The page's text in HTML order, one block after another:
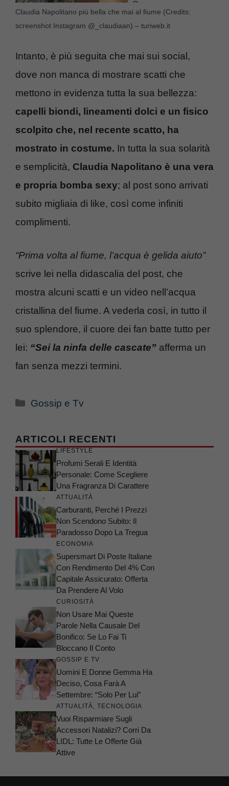
Claudia Napolitano più bella che mai al fiume (Credits:
screenshot Instagram @_claudiaan) – turiweb.it
Intanto, è più seguita che mai sui social,
dove non manca di mostrare scatti che
mettono in evidenza tutta la sua bellezza:
capelli biondi, lineamenti dolci e un fisico
scolpito che, nel recente scatto, ha
mostrato in costume. In tutta la sua solarità
e semplicità, Claudia Napolitano è una vera
e propria bomba sexy; al post sono arrivati
subito migliaia di like, così come infiniti
complimenti.
“Prima volta al fiume, l’acqua è gelida aiuto”
scrive lei nella didascalia del post, che
mostra alcuni scatti e un video nell’acqua
cristallina del fiume. A vederla così, in tutto il
suo splendore, il cuore dei fan batte tutto per
lei: “Sei la ninfa delle cascate” afferma un
fan senza mezzi termini.
Categorie
Gossip e Tv
ARTICOLI RECENTI
LIFESTYLE
Profumi Serali E Identità
Personale: Come Scegliere
Una Fragranza Di Carattere
ATTUALITÀ
Carburanti, Perché I Prezzi
Non Scendono Subito: Il
Paradosso Dopo La Tregua
ECONOMIA
Supersmart Di Poste Italiane
Con Rendimento Del 4% Con
Capitale Assicurato: Offerta
Da Prendere Al Volo
CURIOSITÀ
Non Usare Mai Queste
Parole Nella Causale Del
Bonifico: Se Lo Fai Ti
Bloccano Il Conto
GOSSIP E TV
Uomini E Donne Gemma Ha
Deciso, Cosa Farà A
Settembre: “Solo Per Lui”
ATTUALITÀ TECNOLOGIA
Vuoi Risparmiare Sugli
Accessori Natalizi? Corri Da
LIDL: Tutte Le Offerte Già
Attive